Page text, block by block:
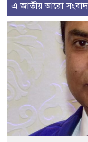
এ জাতীয় আরো সংবাদ